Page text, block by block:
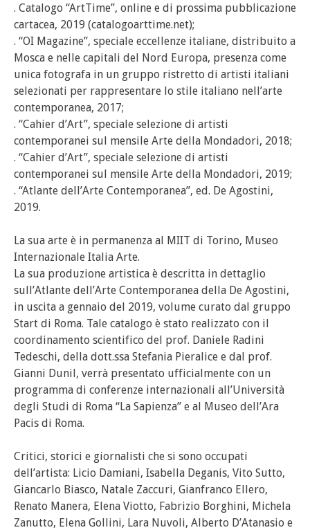
. Catalogo “ArtTime”, online e di prossima pubblicazione
cartacea, 2019 (catalogoarttime.net);
. “OI Magazine”, speciale eccellenze italiane, distribuito a
Mosca e nelle capitali del Nord Europa, presenza come
unica fotografa in un gruppo ristretto di artisti italiani
selezionati per rappresentare lo stile italiano nell’arte
contemporanea, 2017;
. “Cahier d’Art”, speciale selezione di artisti
contemporanei sul mensile Arte della Mondadori, 2018;
. “Cahier d’Art”, speciale selezione di artisti
contemporanei sul mensile Arte della Mondadori, 2019;
. “Atlante dell’Arte Contemporanea”, ed. De Agostini,
2019.
La sua arte è in permanenza al MIIT di Torino, Museo
Internazionale Italia Arte.
La sua produzione artistica è descritta in dettaglio
sull’Atlante dell’Arte Contemporanea della De Agostini,
in uscita a gennaio del 2019, volume curato dal gruppo
Start di Roma. Tale catalogo è stato realizzato con il
coordinamento scientifico del prof. Daniele Radini
Tedeschi, della dott.ssa Stefania Pieralice e dal prof.
Gianni Dunil, verrà presentato ufficialmente con un
programma di conferenze internazionali all’Università
degli Studi di Roma “La Sapienza” e al Museo dell’Ara
Pacis di Roma.
Critici, storici e giornalisti che si sono occupati
dell’artista: Licio Damiani, Isabella Deganis, Vito Sutto,
Giancarlo Biasco, Natale Zaccuri, Gianfranco Ellero,
Renato Manera, Elena Viotto, Fabrizio Borghini, Michela
Zanutto, Elena Gollini, Lara Nuvoli, Alberto D’Atanasio e